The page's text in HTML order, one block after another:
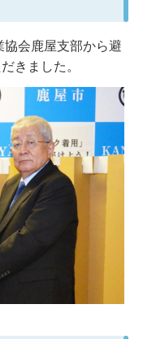
会鹿屋支部から避
きました。